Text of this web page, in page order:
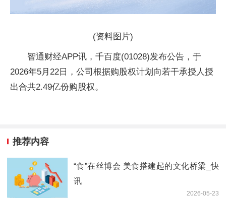
(资料图片)
智通财经APP讯，千百度(01028)发布公告，于
2026年5月22日，公司根据购股权计划向若干承授人授
出合共2.49亿份购股权。
推荐内容
“食”在丝博会 美食搭建起的文化桥梁_快
讯
2026-05-23